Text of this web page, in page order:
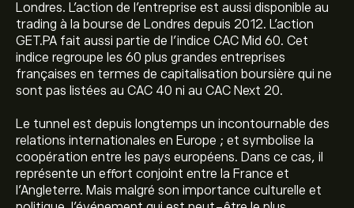
Londres. L'action de l'entreprise est aussi disponible au
trading à la bourse de Londres depuis 2012. L'action
GET.PA fait aussi partie de l'indice CAC Mid 60. Cet
indice regroupe les 60 plus grandes entreprises
françaises en termes de capitalisation boursière qui ne
sont pas listées au CAC 40 ni au CAC Next 20.
Le tunnel est depuis longtemps un incontournable des
relations internationales en Europe ; et symbolise la
coopération entre les pays européens. Dans ce cas, il
représente un effort conjoint entre la France et
l'Angleterre. Mais malgré son importance culturelle et